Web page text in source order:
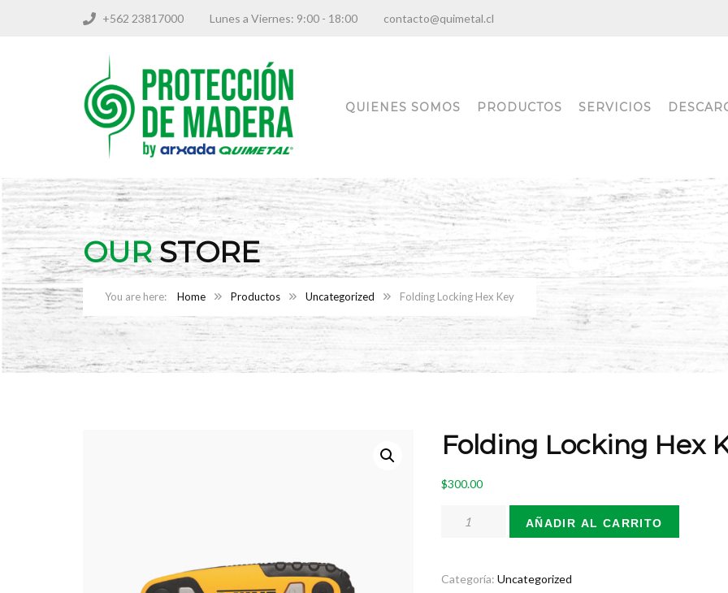
+562 23817000 Lunes a Viernes: 9:00 - 18:00 contacto@quimetal.cl
QUIENES SOMOS PRODUCTOS SERVICIOS
OURSTORE
Home Productos Uncategorized Folding Locking Hex Key
Folding Locking Hex
$300.00
Folding
Key
AÑADIR AL CARRITO
Categoría: Uncategorized